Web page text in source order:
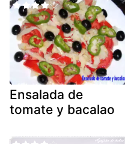
Ensalada de
tomate y bacalao